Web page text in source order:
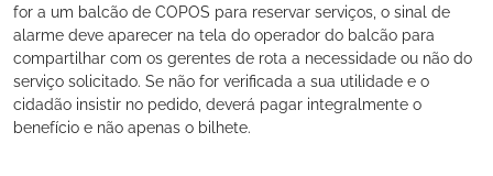
for a um balcão de COPOS para reservar serviços, o sinal de
alarme deve aparecer na tela do operador do balcão para
compartilhar com os gerentes de rota a necessidade ou não do
serviço solicitado. Se não for verificada a sua utilidade e o
cidadão insistir no pedido, deverá pagar integralmente o
benefício e não apenas o bilhete.